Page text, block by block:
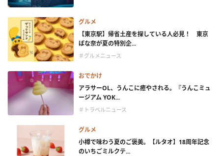
グルメ
【東京駅】帰省土産を探している人必見！ 東京
ばな奈が夏の特別企...
＃グルメニュース
おでかけ
アラサーOL、うんこに癒やされる。『うんこミュ
ージアム YOK...
＃トラベルニュース
グルメ
小樽で味わう夏のご褒美。【ルタオ】18周年記念
のいちごミルクテ...